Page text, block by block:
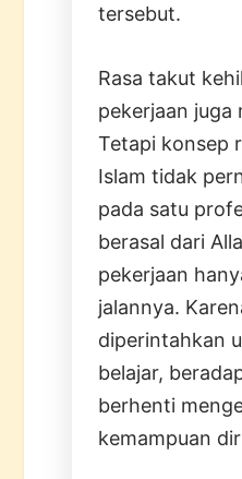
tersebut.
Rasa takut
pekerjaan juga
Tetapi konsep
Islam tidak
pada satu
berasal dari
pekerjaan
jalannya.
diperintahkan
belajar,
berhenti
kemampuan